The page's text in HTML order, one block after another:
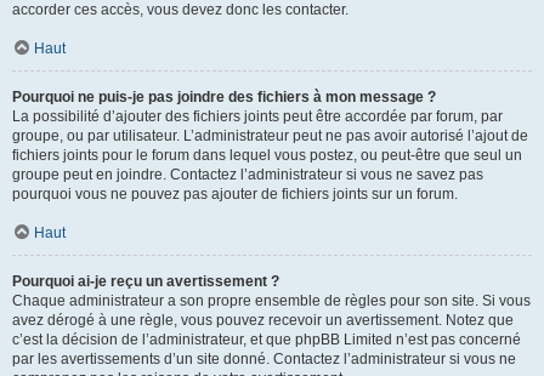
accorder ces accès, vous devez donc les contacter.
Haut
Pourquoi ne puis-je pas joindre des fichiers à mon message ?
La possibilité d’ajouter des fichiers joints peut être accordée par forum, par
groupe, ou par utilisateur. L’administrateur peut ne pas avoir autorisé l’ajout de
fichiers joints pour le forum dans lequel vous postez, ou peut-être que seul un
groupe peut en joindre. Contactez l’administrateur si vous ne savez pas
pourquoi vous ne pouvez pas ajouter de fichiers joints sur un forum.
Haut
Pourquoi ai-je reçu un avertissement ?
Chaque administrateur a son propre ensemble de règles pour son site. Si vous
avez dérogé à une règle, vous pouvez recevoir un avertissement. Notez que
c’est la décision de l’administrateur, et que phpBB Limited n’est pas concerné
par les avertissements d’un site donné. Contactez l’administrateur si vous ne